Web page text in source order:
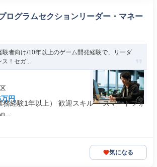
ログラムセクションリーダー・マネー
験者向け/10年以上のゲーム開発経験で、リーダ
ス！セガ...
円
務経験1年以上） 歓迎スキル ・スマートフォ
気になる